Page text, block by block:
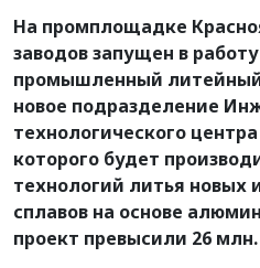
На промплощадке
заводов запущен в
промышленный
новое подразделение
технологического
которого будет
технологий литья новых
сплавов на основе
проект превысили 26